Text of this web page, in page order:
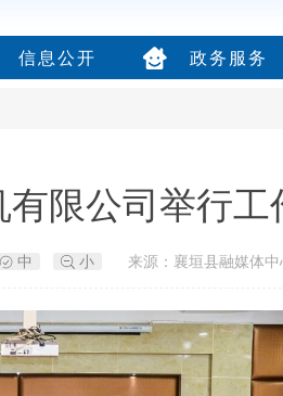
信息公开 政务服务
限公司举行工
中 小 来源：襄垣县融媒体中